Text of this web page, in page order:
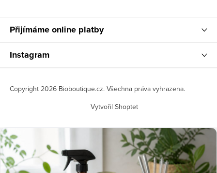
Přijímáme online platby
Instagram
Vytvořil Shoptet
Copyright 2026 Bioboutique.cz. Všechna práva vyhrazena.